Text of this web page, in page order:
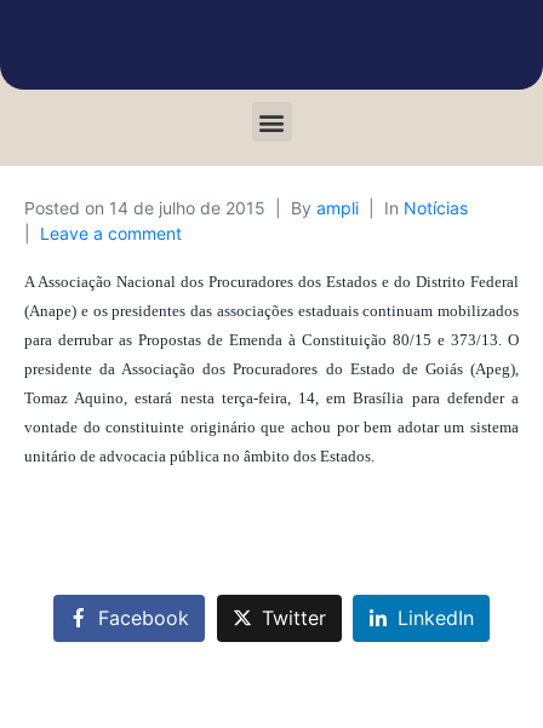
Posted on 14 de julho de 2015 By ampli In Notícias
Leave a comment
A Associação Nacional dos Procuradores dos Estados e do Distrito Federal
(Anape) e os presidentes das associações estaduais continuam mobilizados
para derrubar as Propostas de Emenda à Constituição 80/15 e 373/13. O
presidente da Associação dos Procuradores do Estado de Goiás (Apeg),
Tomaz Aquino, estará nesta terça-feira, 14, em Brasília para defender a
vontade do constituinte originário que achou por bem adotar um sistema
unitário de advocacia pública no âmbito dos Estados.
Facebook Twitter LinkedIn